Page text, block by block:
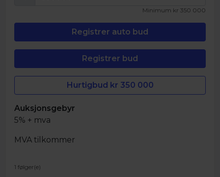
Minimum kr 350 000
Hurtigbud kr 350 000
Auksjonsgebyr
5% + mva
MVA tilkommer
1 følger(e)